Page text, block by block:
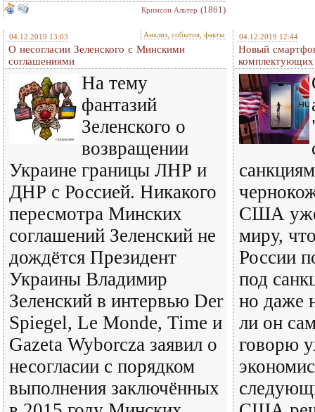
Кримсон Альтер (1861)
04.12.2019 13:03 Анализ, события, факты
О несогласии Зеленского с Минскими
соглашениями
На тему
фантазий
Зеленского о
возвращении
Украине границы ЛНР и
ДНР с Россией. Никакого
пересмотра Минских
соглашений Зеленский не
дождётся Президент
Украины Владимир
Зеленский в интервью Der
Spiegel, Le Monde, Time и
Gazeta Wyborcza заявил о
несогласии с порядком
выполнения заключённых
04.12.2019 12:44
Новый
комплектующих
США уже
миру,
России
под
но даже
ли он
говорю